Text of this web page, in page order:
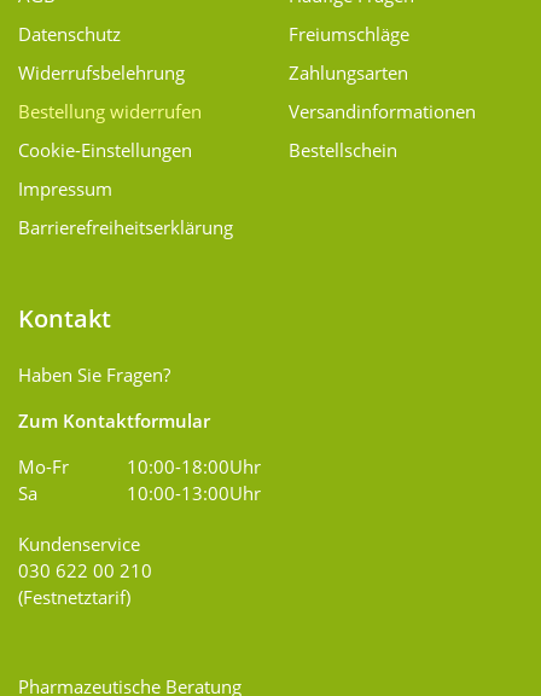
Datenschutz
Widerrufsbelehrung
Bestellung widerrufen
Cookie-Einstellungen
Impressum
Barrierefreiheitserklärung
Freiumschläge
Zahlungsarten
Versand­informationen
Bestellschein
Kontakt
Haben Sie Fragen?
Zum Kontaktformular
Mo-Fr
10:00-18:00Uhr
Sa
10:00-13:00Uhr
Kundenservice
030 622 00 210
(Festnetztarif)
Pharmazeutische Beratung